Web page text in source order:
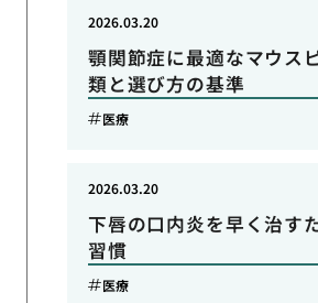
顎関節症に最適なマウス
類と選び方の基準
2026.03.20
医療
下唇の口内炎を早く治す
習慣
2026.03.20
医療